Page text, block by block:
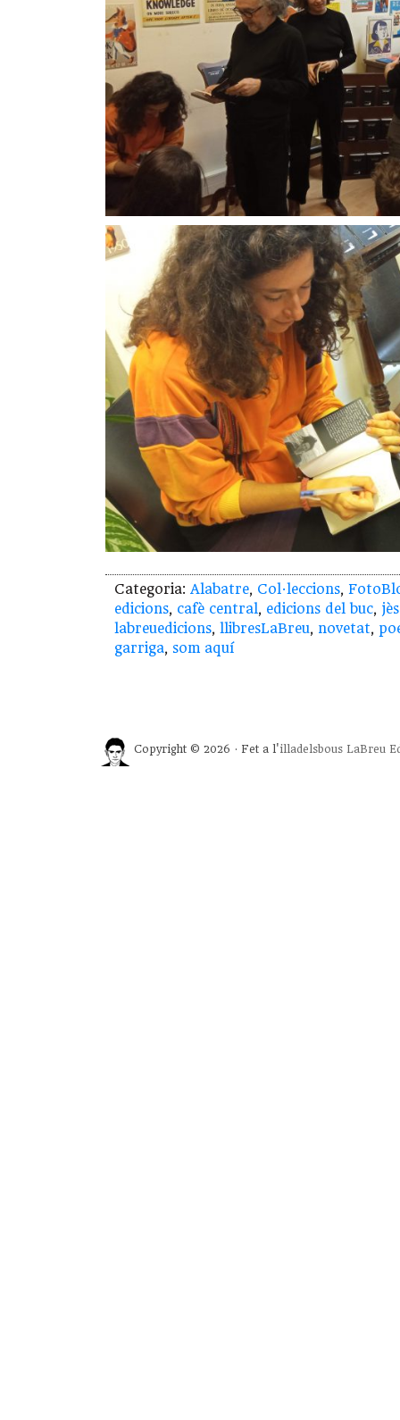
Categoria: Alabatre, Col·leccions,
edicions, cafè central, edicions del buc,
labreuedicions, llibresLaBreu, novetat,
garriga, som aquí
Copyright © 2026 · Fet a l'illadelsbous LaBreu